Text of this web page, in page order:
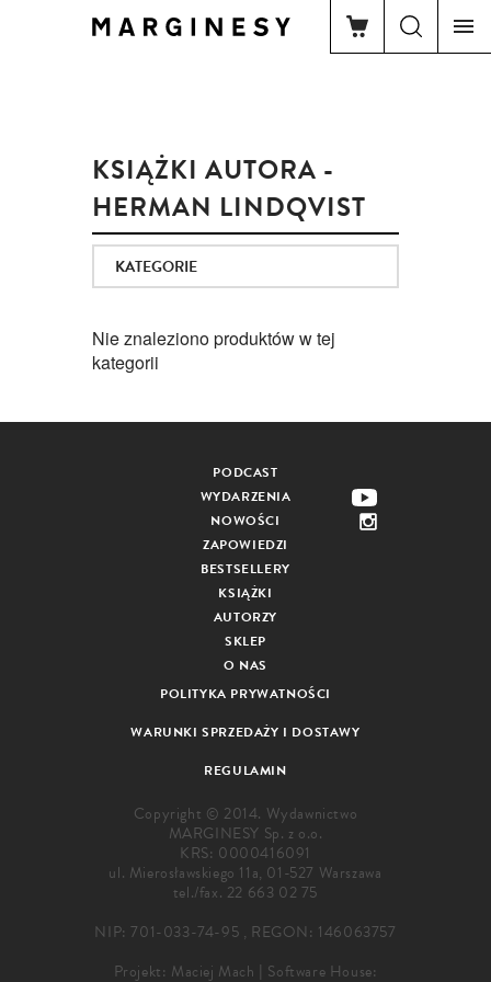
KSIĄŻKI AUTORA -
HERMAN LINDQVIST
KATEGORIE
Nie znaleziono produktów w tej
kategorii
PODCAST
WYDARZENIA
NOWOŚCI
ZAPOWIEDZI
BESTSELLERY
KSIĄŻKI
AUTORZY
SKLEP
O NAS
POLITYKA PRYWATNOŚCI
WARUNKI SPRZEDAŻY I DOSTAWY
REGULAMIN
Copyright © 2014. Wydawnictwo
MARGINESY Sp. z o.o.
KRS: 0000416091
ul. Mierosławskiego 11a, 01-527 Warszawa
tel./fax. 22 663 02 75
NIP: 701-033-74-95 , REGON: 146063757
Projekt: Maciej Mach | Software House: